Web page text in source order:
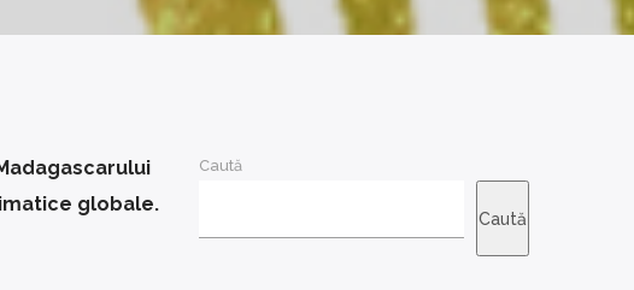
globale.
Caută
Caută